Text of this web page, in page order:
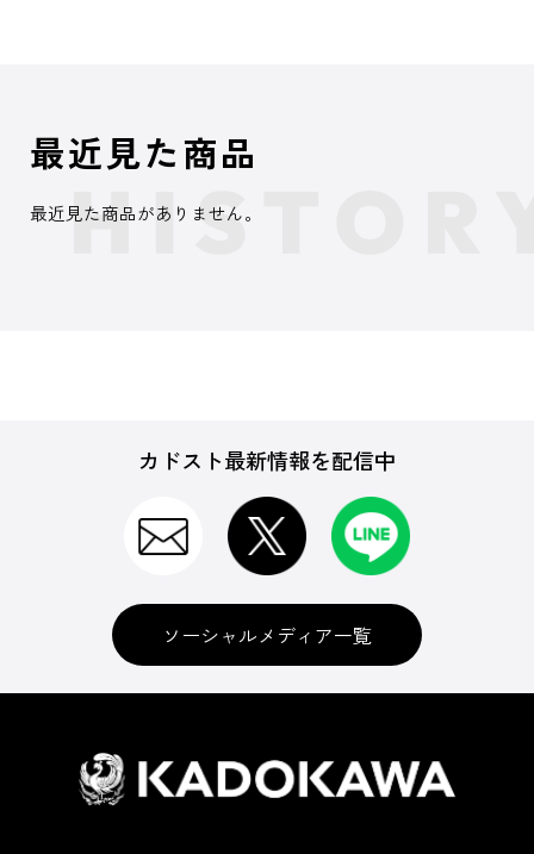
最近見た商品
最近見た商品がありません。
カドスト最新情報を配信中
ソーシャルメディア一覧